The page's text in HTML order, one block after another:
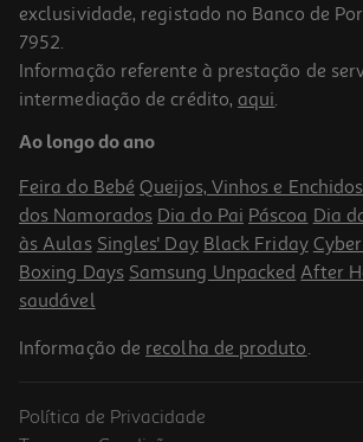
Pérolas Hálito Papermints Coolcaps
5.67 €/un
5,67 €
exclusividade, registado no Banco de
7952.
Informação referente à prestação de
intermediação de crédito, aqui.
Ao longo do ano
Feira do Bebé Queijos, Vinhos e Enchidos
dos Namorados Dia do Pai Páscoa Dia
às Aulas Singles' Day Black Friday
Boxing Days Samsung Unpacked After
saudável
Informação de recolha de produto.
Política de Privacidade